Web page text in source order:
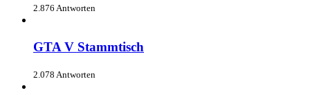
2.876 Antworten
GTA V Stammtisch
2.078 Antworten